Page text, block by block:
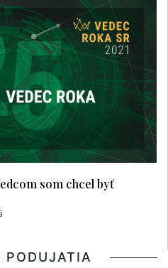
som chcel byť
PODUJATIA